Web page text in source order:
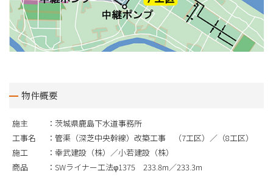
物件概要
施主
茨城県鹿島下水道事務所
工事名
管渠（深芝中央幹線）改築工事 （7工区）／（8工区）
施工
幸武建設（株）／小若建設（株）
商品
SWライナー工法φ1375 233.8m／233.3m